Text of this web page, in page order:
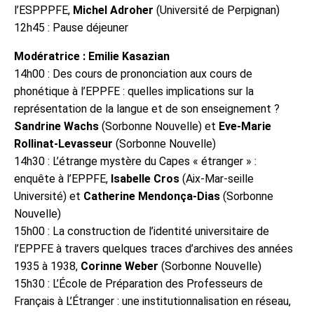
l’ESPPPFE, Michel Adroher (Université de Perpignan)
12h45 : Pause déjeuner
Modératrice : Emilie Kasazian
14h00 : Des cours de prononciation aux cours de
phonétique à l’EPPFE : quelles implications sur la
représentation de la langue et de son enseignement ?
Sandrine Wachs (Sorbonne Nouvelle) et Eve-Marie
Rollinat-Levasseur (Sorbonne Nouvelle)
14h30 : L’étrange mystère du Capes « étranger » :
enquête à l’EPPFE, Isabelle Cros (Aix-Mar-seille
Université) et Catherine Mendonça-Dias (Sorbonne
Nouvelle)
15h00 : La construction de l’identité universitaire de
l’EPPFE à travers quelques traces d’archives des années
1935 à 1938, Corinne Weber (Sorbonne Nouvelle)
15h30 : L’École de Préparation des Professeurs de
Français à L’Étranger : une institutionnalisation en réseau,